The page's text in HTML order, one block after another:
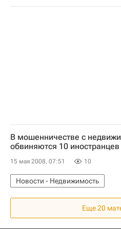
В мошенничестве с
обвиняются 10 иностранцев
15 мая 2008, 07:51 10
Новости - Недвижимость
Коммерческая недвижимость
Еще 20